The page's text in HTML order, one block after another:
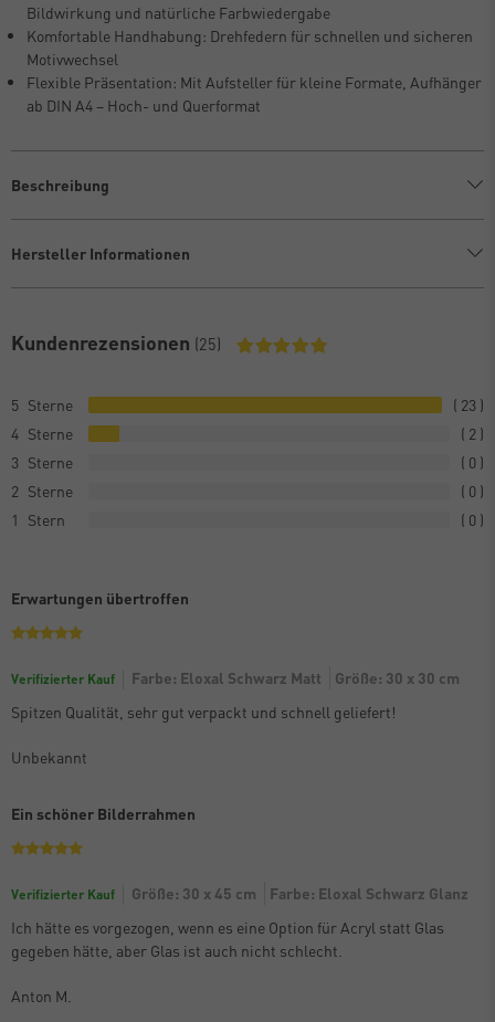
Bildwirkung und natürliche Farbwiedergabe
Komfortable Handhabung: Drehfedern für schnellen und sicheren
Motivwechsel
Flexible Präsentation: Mit Aufsteller für kleine Formate, Aufhänger
ab DIN A4 – Hoch- und Querformat
Beschreibung
Hersteller Informationen
Kundenrezensionen (25)
5
23
4
2
3
0
2
0
1
0
Erwartungen übertroffen
Verifizierter Kauf Farbe: Eloxal Schwarz Matt
Größe: 30 x 30 cm
Spitzen Qualität, sehr gut verpackt und schnell geliefert!
Unbekannt
Ein schöner Bilderrahmen
Verifizierter Kauf Größe: 30 x 45 cm
Farbe: Eloxal Schwarz Glanz
Ich hätte es vorgezogen, wenn es eine Option für Acryl statt Glas
gegeben hätte, aber Glas ist auch nicht schlecht.
Anton M.